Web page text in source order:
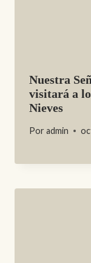
Nuestra
visitará a
Nieves
Por admin